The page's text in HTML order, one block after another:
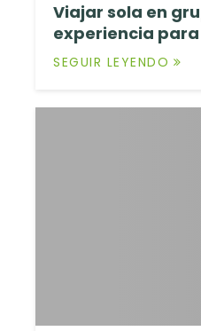
Viajar sola en
experiencia
SEGUIR LEYENDO